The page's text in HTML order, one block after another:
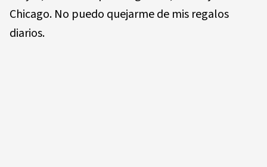
Chicago. No puedo quejarme de mis regalos
diarios.